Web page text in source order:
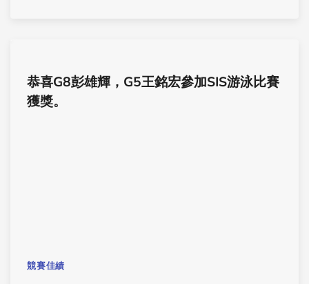
恭喜G8彭雄輝，G5王銘宏參加SIS游泳比賽
獲獎。
競賽佳績